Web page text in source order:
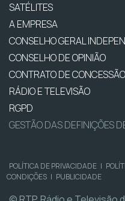
SATÉLITES
A EMPRESA
CONSELHO GERAL
CONSELHO DE OPINIÃO
CONTRATO DE
RÁDIO E TELEVISÃO
RGPD
GESTÃO DAS DEFINIÇÕES
POLÍTICA DE PRIVACIDADE |
CONDIÇÕES | PUBLICIDADE